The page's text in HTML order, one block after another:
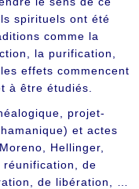
spirituels ont été
comme la
la purification,
effets commencent
à être étudiés.
projet-
et actes
Hellinger,
de
de libération, …